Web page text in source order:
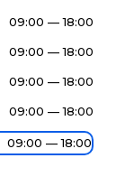
09:00 — 18:00
09:00 — 18:00
09:00 — 18:00
09:00 — 18:00
09:00 — 18:00